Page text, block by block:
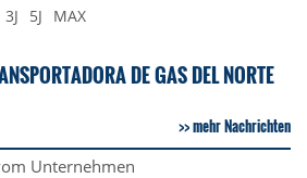
3J 5J MAX
DE GAS DEL NORTE
mehr Nachrichten
Unternehmen